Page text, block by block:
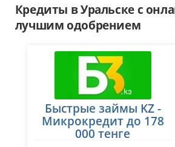
Кредиты в Уральске с
лучшим одобрением
Быстрые займы KZ -
Микрокредит до 178
000 тенге